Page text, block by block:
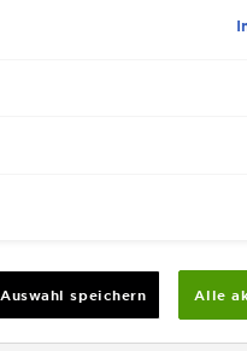
Auswahl speichern Alle